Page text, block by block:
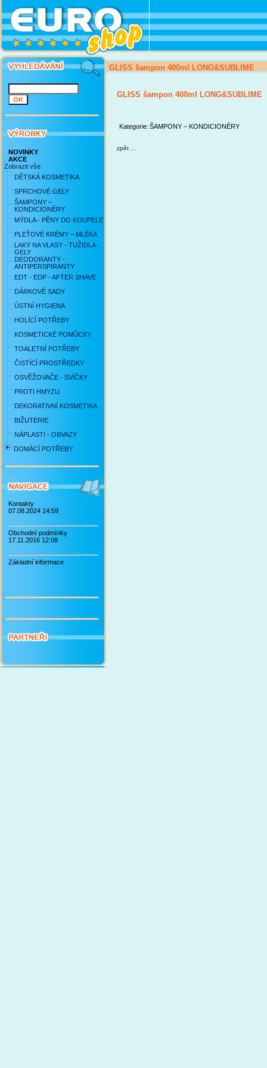
NOVINKY
AKCE
Zobrazit vše
DĚTSKÁ KOSMETIKA
SPRCHOVÉ GELY
ŠAMPONY –
KONDICIONÉRY
MÝDLA - PĚNY DO KOUPELE
PLEŤOVÉ KRÉMY – MLÉKA
LAKY NA VLASY - TUŽIDLA -
GELY
DEODORANTY -
ANTIPERSPIRANTY
EDT - EDP - AFTER SHAVE
DÁRKOVÉ SADY
ÚSTNÍ HYGIENA
HOLÍCÍ POTŘEBY
KOSMETICKÉ POMŮCKY
TOALETNÍ POTŘEBY
ČISTÍCÍ PROSTŘEDKY
OSVĚŽOVAČE - SVÍČKY
PROTI HMYZU
DEKORATIVNÍ KOSMETIKA
BIŽUTERIE
NÁPLASTI - OBVAZY
DOMÁCÍ POTŘEBY
Kontakty
07.08.2024 14:59
Obchodní podmínky
17.11.2016 12:08
Základní informace
GLISS šampon 400ml LONG&SUBLIME
GLISS šampon 400ml LONG&SUBLIME
Kategorie: ŠAMPONY – KONDICIONÉRY
zpět ...